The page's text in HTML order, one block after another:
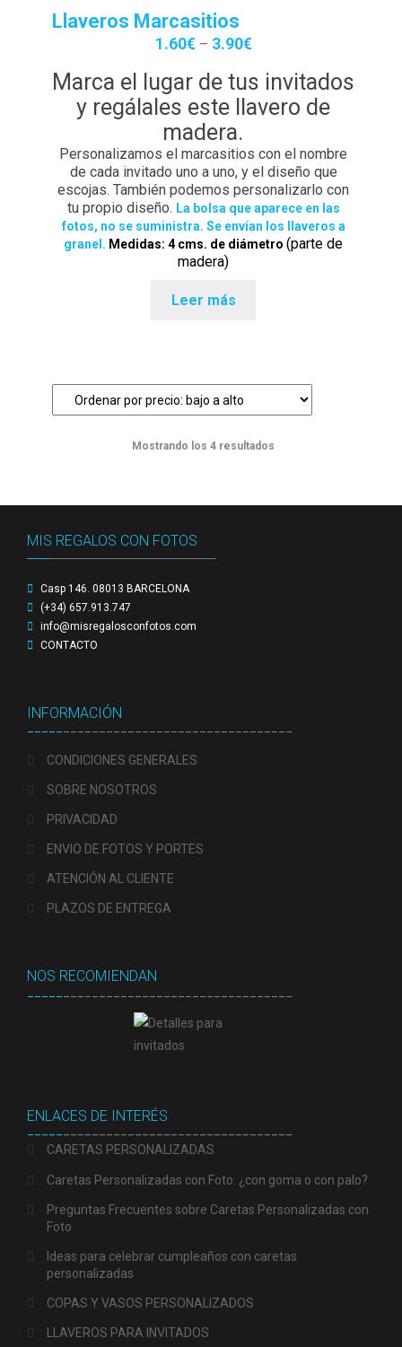
Llaveros Marcasitios
1.60€– 3.90€
Marca el lugar de tus invitados
y regálales este llavero de
madera.
Personalizamos el marcasitios con el nombre
de cada invitado uno a uno, y el diseño que
escojas. También podemos personalizarlo con
tu propio diseño. La bolsa que aparece en las
fotos, no se suministra. Se envían los llaveros a
granel. Medidas: 4 cms. de diámetro (parte de
madera)
Leer más
Mostrando los 4 resultados
bajo
MIS REGALOS CON FOTOS
Casp 146. 08013 BARCELONA
(+34) 657.913.747
info@misregalosconfotos.com
CONTACTO
INFORMACIÓN
CONDICIONES GENERALES
SOBRE NOSOTROS
PRIVACIDAD
ENVIO DE FOTOS Y PORTES
ATENCIÓN AL CLIENTE
PLAZOS DE ENTREGA
NOS RECOMIENDAN
ENLACES DE INTERÉS
CARETAS PERSONALIZADAS
Caretas Personalizadas con Foto: ¿con goma o con palo?
Preguntas Frecuentes sobre Caretas Personalizadas con
Foto
Ideas para celebrar cumpleaños con caretas
personalizadas
COPAS Y VASOS PERSONALIZADOS
LLAVEROS PARA INVITADOS